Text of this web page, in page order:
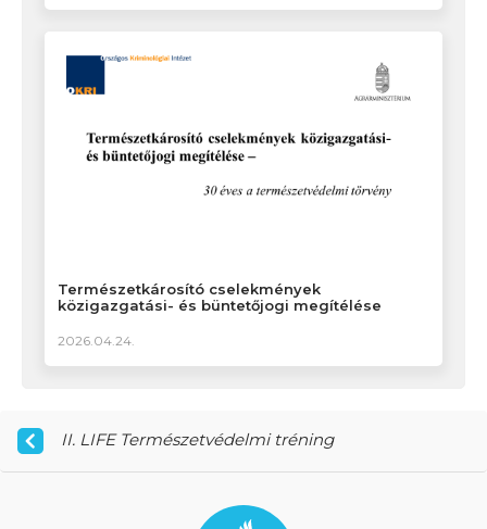
Természetkárosító cselekmények
közigazgatási- és büntetőjogi megítélése
2026.04.24.
II. LIFE Természetvédelmi tréning